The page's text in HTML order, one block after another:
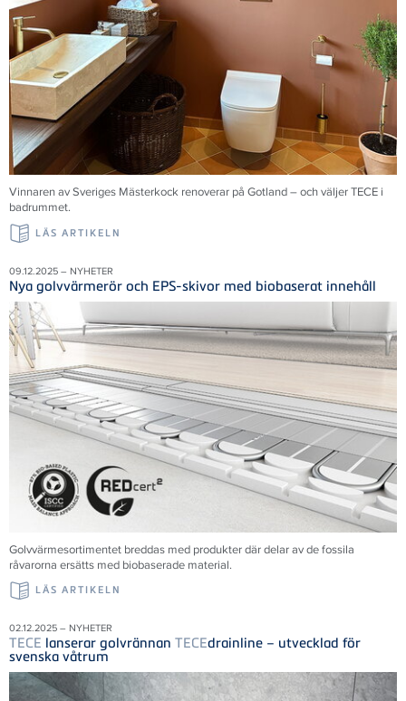
Vinnaren av Sveriges Mästerkock renoverar på Gotland – och väljer TECE i
badrummet.
LÄS ARTIKELN
09.12.2025 – NYHETER
Nya golvvärmerör och EPS-skivor med biobaserat innehåll
Golvvärmesortimentet breddas med produkter där delar av de fossila
råvarorna ersätts med biobaserade material.
LÄS ARTIKELN
02.12.2025 – NYHETER
TECE lanserar golvrännan TECEdrainline – utvecklad för
svenska våtrum